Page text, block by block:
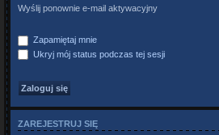
Wyślij ponownie e-mail aktywacyjny
Zapamiętaj mnie
Ukryj mój status podczas tej sesji
ZAREJESTRUJ SIĘ